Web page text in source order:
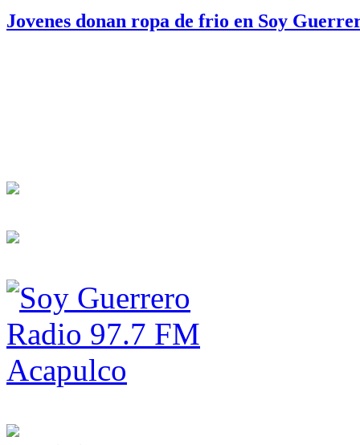
Jovenes donan ropa de frio en Soy